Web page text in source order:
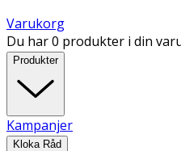
Varukorg
Du har 0 produkter i din
Produkter
Kampanjer
Kloka Råd